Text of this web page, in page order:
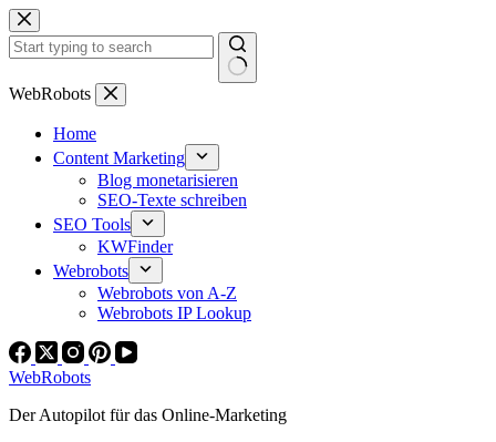
Zum
Inhalt
springen
Keine
WebRobots
Home
Content Marketing
Blog monetarisieren
SEO-Texte schreiben
SEO Tools
KWFinder
Webrobots
Webrobots von A-Z
Webrobots IP Lookup
WebRobots
Der Autopilot für das Online-Marketing